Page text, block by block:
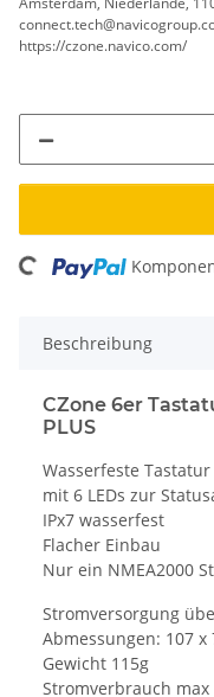
https://czone.navico.com/
Beschreibung
CZone 6er
PLUS
Wasserfeste
mit 6 LEDs zur
IPx7 wasserfest
Flacher Einbau
Nur ein NMEA2000
Stromversorgung
Abmessungen: 107 x
Gewicht 115g
Stromverbrauch max